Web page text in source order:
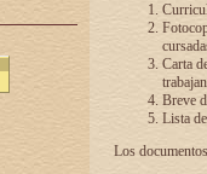
Carta
Breve
Lista
Los